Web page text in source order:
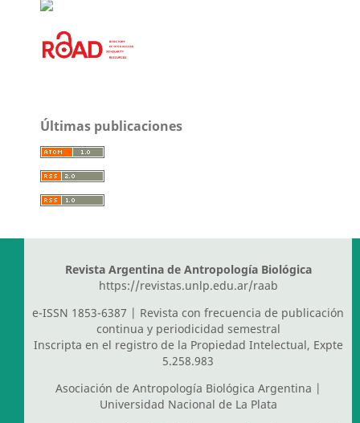
Últimas publicaciones
Revista Argentina de Antropología Biológica
https://revistas.unlp.edu.ar/raab
e-ISSN 1853-6387 | Revista con frecuencia de publicación
continua y periodicidad semestral
Inscripta en el registro de la Propiedad Intelectual, Expte
5.258.983
Asociación de Antropología Biológica Argentina |
Universidad Nacional de La Plata